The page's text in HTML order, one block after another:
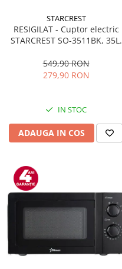
STARCREST
RESIGILAT - Cuptor electric
STARCREST SO-3511BK, 35L,
Programe predefinite,
Interfata digitala, Negru
549,90 RON
279,90 RON
IN STOC
ADAUGA IN COS